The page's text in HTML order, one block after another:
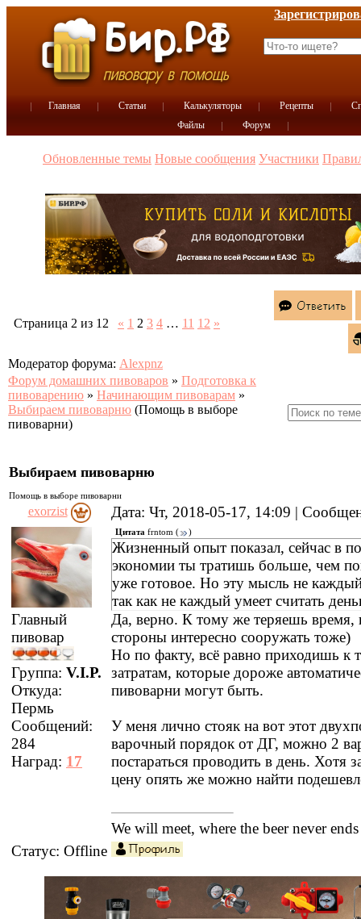
Главная Статьи Калькуляторы Рецепты
Файлы
Форум
Обновленные темы Новые сообщения Участники
Страница 2 из 12 « 1 2 3 4 … 11 12 »
Модератор форума: Alexpnz
Форум домашних пивоваров » Подготовка к
пивоварению » Начинающим пивоварам »
Выбираем пивоварню (Помощь в выборе
пивоварни)
Выбираем пивоварню
Помощь в выборе пивоварни
exorzist Дата: Чт, 2018-05-17, 14:09 |
Главный
пивовар
Группа: V.I.P.
Откуда:
Пермь
Сообщений:
284
Наград: 17
Цитата frntom ( )
Жизненный опыт показал, сейчас в
экономии ты тратишь больше, чем
уже готовое. Но эту мысль не
так как не каждый умеет считать
Да, верно. К тому же теряешь время,
стороны интересно сооружать тоже)
Но по факту, всё равно приходишь к
затратам, которые дороже
пивоварни могут быть.
У меня лично стояк на вот этот
варочный порядок от ДГ, можно 2
постараться проводить в день. Хотя
цену опять же можно найти
We will meet, where the beer never ends
Статус: Offline